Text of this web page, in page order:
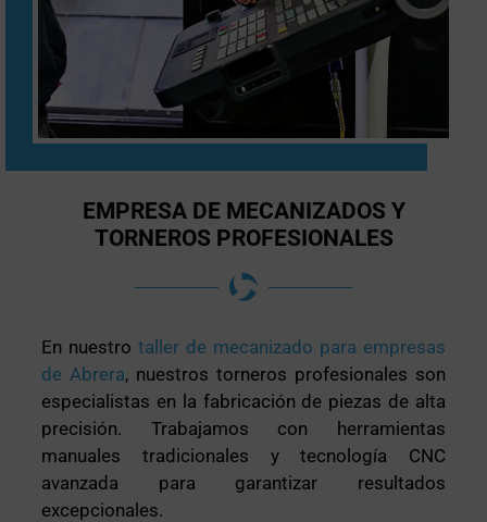
EMPRESA DE MECANIZADOS Y
TORNEROS PROFESIONALES
En nuestrotaller de mecanizado para empresas
de Abrera, nuestros torneros profesionales son
especialistas en la fabricación de piezas de alta
precisión. Trabajamos con herramientas
manuales tradicionales y tecnología CNC
avanzada para garantizar resultados
excepcionales.